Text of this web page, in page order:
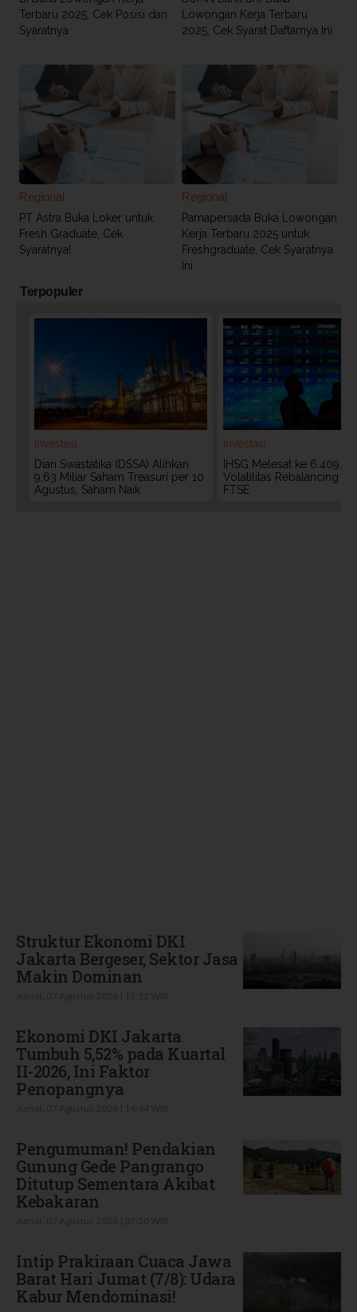
Terbaru 2025, Cek Posisi dan
Syaratnya
Lowongan Kerja Terbaru
2025, Cek Syarat Daftarnya Ini
Regional
PT Astra Buka Loker untuk
Fresh Graduate, Cek
Syaratnya!
Regional
Pamapersada Buka Lowongan
Kerja Terbaru 2025 untuk
Freshgraduate, Cek Syaratnya
Ini
Terpopuler
Investasi
Dian Swastatika (DSSA) Alihkan
9,63 Miliar Saham Treasuri per 10
Agustus, Saham Naik
Investasi
IHSG Melesat ke 6.409,
Volatilitas Rebalancing
FTSE
Struktur Ekonomi DKI
Jakarta Bergeser, Sektor Jasa
Makin Dominan
Ekonomi DKI Jakarta
Tumbuh 5,52% pada Kuartal
II-2026, Ini Faktor
Penopangnya
Pengumuman! Pendakian
Gunung Gede Pangrango
Ditutup Sementara Akibat
Kebakaran
Intip Prakiraan Cuaca Jawa
Barat Hari Jumat (7/8): Udara
Kabur Mendominasi!